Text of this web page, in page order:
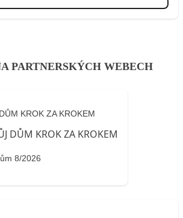
PARTNERSKÝCH WEBECH
KROK ZA KROKEM
8/2026